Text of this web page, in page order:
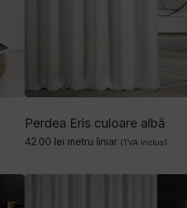
Perdea Eris culoare albă
42.00 lei metru liniar (TVA inclus)